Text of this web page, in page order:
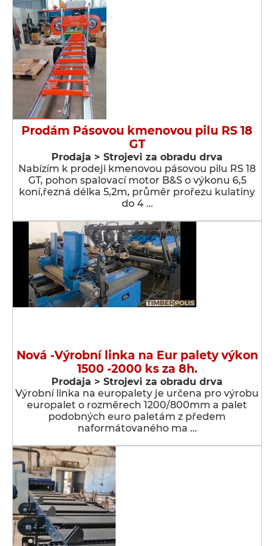
Prodám Pásovou kmenovou pilu RS 18
GT
Prodaja > Strojevi za obradu drva
Nabízím k prodeji kmenovou pásovou pilu RS 18
GT, pohon spalovací motor B&S o výkonu 6,5
koní,řezná délka 5,2m, průměr prořezu kulatiny
do 4 …
Nová -Výrobní linka na Eur palety výkon
1500 -2000 ks za 8h.
Prodaja > Strojevi za obradu drva
Výrobní linka na europalety je určena pro výrobu
europalet o rozměrech 1200/800mm a palet
podobných euro paletám z předem
naformátovaného ma …